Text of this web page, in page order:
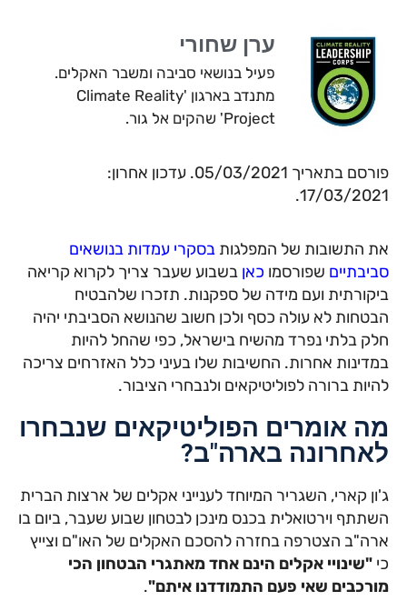
ערן שחורי
פעיל בנושאי סביבה ומשבר האקלים.
מתנדב בארגון 'Climate Reality
Project' שהקים אל גור.
פורסם בתאריך 05/03/2021. עדכון אחרון:
17/03/2021.
את התשובות של המפלגות בסקרי עמדות בנושאים
סביבתיים שפורסמו כאן בשבוע שעבר צריך לקרוא קריאה
ביקורתית ועם מידה של ספקנות. תזכרו שלהבטיח
הבטחות לא עולה כסף ולכן חשוב שהנושא הסביבתי יהיה
חלק בלתי נפרד מהשיח בישראל, כפי שהחל להיות
במדינות אחרות. החשיבות שלו בעיני כלל האזרחים צריכה
להיות ברורה לפוליטיקאים ולנבחרי הציבור.
מה אומרים הפוליטיקאים שנבחרו
לאחרונה בארה"ב?
ג'ון קארי, השגריר המיוחד לענייני אקלים של ארצות הברית
השתתף וירטואלית בכנס מינכן לבטחון שבוע שעבר, ביום בו
ארה"ב הצטרפה בחזרה להסכם האקלים של האו"ם וצייץ
כי "שינויי אקלים הינם אחד מאתגרי הבטחון הכי
מורכבים שאי פעם התמודדנו איתם".